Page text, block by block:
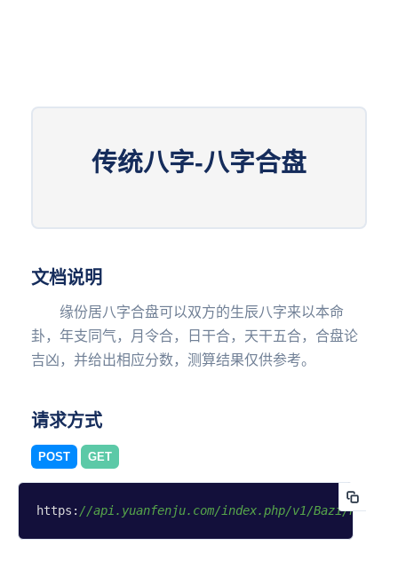
传统八字-八字合盘
文档说明
缘份居八字合盘可以双方的生辰八字来以本命
卦，年支同气，月令合，日干合，天干五合，合盘论
吉凶，并给出相应分数，测算结果仅供参考。
请求方式
POST GET
https: //api.yuanfenju.com/index.php/v1/Bazi/hepan